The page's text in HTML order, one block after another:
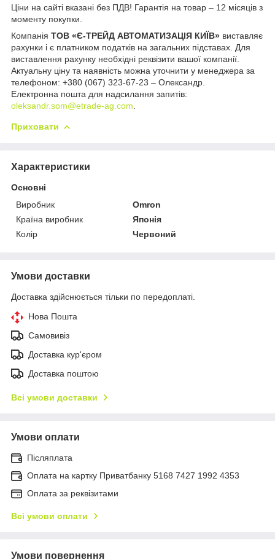
Ціни на сайті вказані без ПДВ! Гарантія на товар – 12 місяців з
моменту покупки.
Компанія ТОВ «Є-ТРЕЙД АВТОМАТИЗАЦІЯ КИЇВ» виставляє
рахунки і є платником податків на загальних підставах. Для
виставлення рахунку необхідні реквізити вашої компанії.
Актуальну ціну та наявність можна уточнити у менеджера за
телефоном: +380 (067) 323-67-23 – Олександр.
Електронна пошта для надсилання запитів:
oleksandr.som@etrade-ag.com
Приховати
Характеристики
Основні
Виробник
Omron
Країна виробник
Японія
Колір
Червоний
Умови доставки
Доставка здійснюється тільки по передоплаті.
Нова Пошта
Самовивіз
Доставка кур'єром
Доставка поштою
Всі умови доставки
Умови оплати
Післяплата
Оплата на картку Приватбанку 5168 7427 1992 4353
Оплата за реквізитами
Всі умови оплати
Умови повернення